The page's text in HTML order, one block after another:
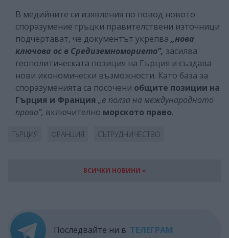
В медийните си изявления по повод новото
споразумение гръцки правителствени източници
подчертават, че документът укрепва „нова
ключова ос в Средиземноморието”, засилва
геополитическата позиция на Гърция и създава
нови икономически възможности. Като база за
споразуменията са посочени общите позиции на
Гърция и Франция „в полза на международното
право”, включително морското право.
ГЪРЦИЯ ФРАНЦИЯ СЪТРУДНИЧЕСТВО
ВСИЧКИ НОВИНИ »
Последвайте ни в ТЕЛЕГРАМ